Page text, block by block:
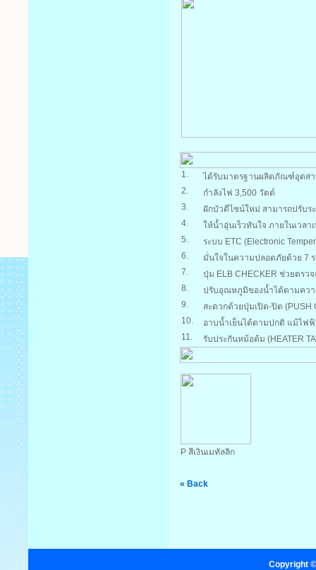
1.
ได้รับมาตรฐานผลิตภัณฑ์อุตสา
2.
กำลังไฟ 3,500 วัตต์
3.
ฝักบัวดีไซน์ใหม่ สามารถปรับ
4.
ให้น้ำอุ่นเร็วทันใจ ภายในเวลา
5.
ระบบ ETC (Electronic
6.
มั่นใจในความปลอดภัยด้วย 7
7.
ปุ่ม ELB CHECKER ช่วยตรว
8.
ปรับอุณหภูมิของน้ำได้ตามคว
9.
สะดวกด้วยปุ่มเปิด-ปิด (PUSH
10.
อาบน้ำเย็นได้ตามปกติ แม้ไฟ
11.
รับประกันหม้อต้ม (HEATER
P สีเงินเมทัลลิก
« Back
Copyright